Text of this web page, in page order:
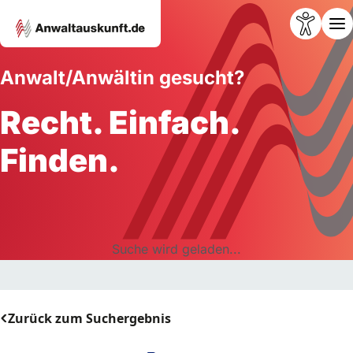
Anwalt/Anwältin gesucht?
Recht. Einfach.
Finden.
Suche wird geladen...
Zurück zum Suchergebnis